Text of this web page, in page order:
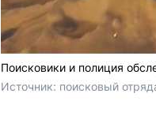
Поисковики и полиция
Источник: поисковый